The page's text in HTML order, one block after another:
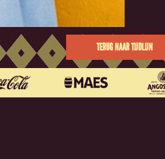
TERUG NAAR TIJDLIJN